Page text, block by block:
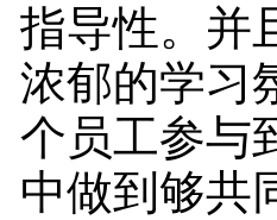
指导性。并
浓郁的学习
个员工参与
中做到够共